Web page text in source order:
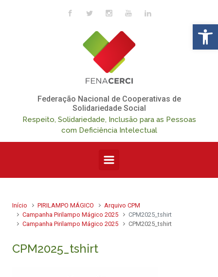
Skip to main content
Federação Nacional de Cooperativas de
Solidariedade Social
Respeito, Solidariedade, Inclusão para as Pessoas
com Deficiência Intelectual
Início PIRILAMPO MÁGICO
Arquivo CPM
Campanha Pirilampo Mágico 2025
CPM2025_tshirt
Campanha Pirilampo Mágico 2025
CPM2025_tshirt
CPM2025_tshirt